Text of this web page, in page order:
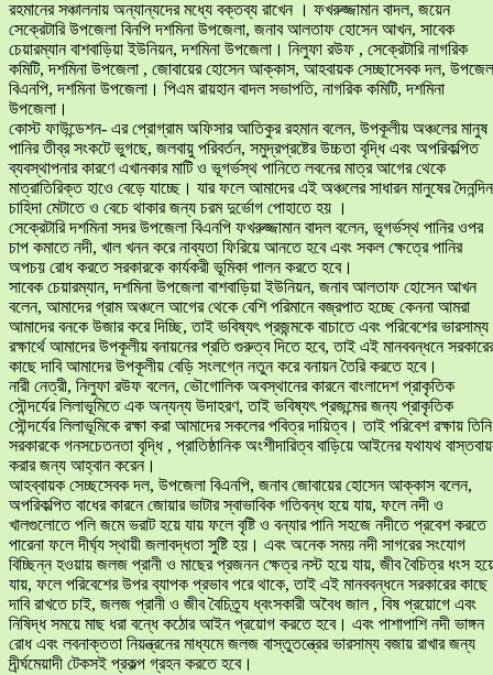
রহমানের সঞ্চালনায় অন্যান্যদের মধ্যে বক্তব্য রাখেন । ফখরুজ্জামান বাদল, জয়েন
সেক্রেটারি উপজেলা বিনপি দশমিনা উপজেলা, জনাব আলতাফ হোসেন আখন, সাবেক
চেয়ারম্যান বাশবাড়িয়া ইউনিয়ন, দশমিনা উপজেলা। নিলুফা রউফ , সেক্রেটারি নাগরিক
কমিটি, দশমিনা উপজেলা , জোবায়ের হোসেন আক্কাস, আহবায়ক সেচ্ছাসেবক দল,
বিএনপি, দশমিনা উপজেলা। পিএম রায়হান বাদল সভাপতি, নাগরিক কমিটি, দশমিনা
উপজেলা।
কোস্ট ফাউন্ডেশন- এর প্রোগ্রাম অফিসার আতিকুর রহমান বলেন, উপকূলীয় অঞ্চলের মানুষ
পানির তীব্র সংকটে ভুগছে, জলবায়ু পরিবর্তন, সমুদ্রপ্রষ্টের উচ্চতা বৃদ্ধি এবং অপরিকল্পিত
ব্যবস্থাপনার কারণে এখানকার মাটি ও ভূগর্ভস্থ পানিতে লবনের মাত্র আগের থেকে
মাত্রাতিরিক্ত হাওে বেড়ে যাচ্ছে। যার ফলে আমাদের এই অঞ্চলের সাধারন মানুষের দৈনন্দিন
চাহিদা মেটাতে ও বেচে থাকার জন্য চরম দুর্ভোগ পোহাতে হয় ।
সেক্রেটারি দশমিনা সদর উপজেলা বিএনপি ফখরুজ্জামান বাদল বলেন, ভূগর্ভস্থ পানির ওপর
চাপ কমাতে নদী, খাল খনন করে নাব্যতা ফিরিয়ে আনতে হবে এবং সকল ক্ষেত্রে পানির
অপচয় রোধ করতে সরকারকে কার্যকরী ভূমিকা পালন করতে হবে।
সাবেক চেয়ারম্যান, দশমিনা উপজেলা বাশবাড়িয়া ইউনিয়ন, জনাব আলতাফ হোসেন আখন
বলেন, আমাদের গ্রাম অঞ্চলে আগের থেকে বেশি পরিমানে বজ্রপাত হচ্ছে কেননা আমরা
আমাদের বনকে উজার করে দিচ্ছি, তাই ভবিষ্যৎ প্রজন্মকে বাচাতে এবং পরিবেশের ভারসাম্য
রক্ষার্থে আমাদের উপকূলীয় বনায়নের প্রতি গুরুত্ব দিতে হবে, তাই এই মানববন্ধনে
কাছে দাবি আমাদের উপকূলীয় বেড়ি সংলগ্নে নতুন করে বনায়ন তৈরি করতে হবে।
নারী নেত্রী, নিলুফা রউফ বলেন, ভৌগোলিক অবস্থানের কারনে বাংলাদেশ প্রাকৃতিক
সৌন্দর্যের লিলাভূমিতে এক অন্যন্য উদাহরণ, তাই ভবিষ্যৎ প্রজন্মের জন্য প্রাকৃতিক
সৌন্দর্যের লিলাভূমিকে রক্ষা করা আমাদের সকলের পবিত্র দায়িত্ব। তাই পরিবেশ রক্ষায় তিনি
সরকারকে গনসচেতনতা বৃদ্ধি , প্রাতিষ্ঠানিক অংশীদারিত্ব বাড়িয়ে আইনের যথাযথ
করার জন্য আহ্বান করেন।
আহব্বায়ক সেচ্ছসেবক দল, উপজেলা বিএনপি, জনাব জোবায়ের হোসেন আক্কাস বলেন,
অপরিকল্পিত বাধের কারনে জোয়ার ভাটার স্বাভাবিক গতিবন্ধ হয়ে যায়, ফলে নদী ও
খালগুলোতে পলি জমে ভরাট হয়ে যায় ফলে বৃষ্টি ও বন্যার পানি সহজে নদীতে প্রবেশ করতে
পারেনা ফলে দীর্ঘ্য স্থায়ী জলাবদ্ধতা সুষ্টি হয়। এবং অনেক সময় নদী সাগরের সংযোগ
বিচ্ছিন্ন হওয়ায় জলজ প্রানী ও মাছের প্রজনন ক্ষেত্র নস্ট হয়ে যায়, জীব বৈচিত্র ধংস
যায়, ফলে পরিবেশের উপর ব্যাপক প্রভাব পরে থাকে, তাই এই মানববন্ধনে সরকারের কাছে
দাবি রাখতে চাই, জলজ প্রানী ও জীব বৈচিত্র্য ধ্বংসকারী অবৈধ জাল , বিষ প্রয়োগে এবং
নিষিদ্ধ সময়ে মাছ ধরা বন্ধে কঠোর আইন প্রয়োগ করতে হবে। এবং পাশাপাশি নদী ভাঙ্গন
রোধ এবং লবনাক্ততা নিয়ন্ত্রনের মাধ্যমে জলজ বাস্তুতন্ত্রের ভারসাম্য বজায় রাখার জন্য
দীর্র্ঘমেয়াদী টেকসই প্রকল্প গ্রহন করতে হবে।